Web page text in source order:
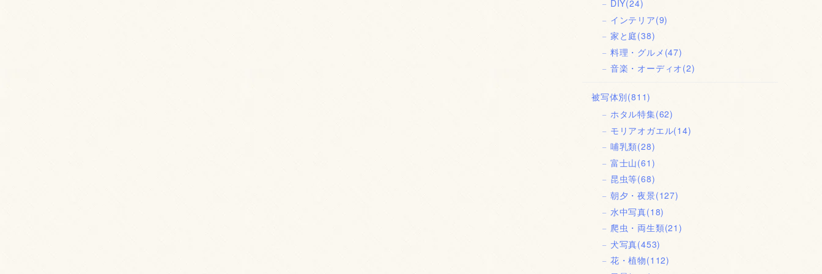
DIY(24)
インテリア(9)
家と庭(38)
料理・グルメ (47)
音楽・オーディオ(2)
被写体別(811)
ホタル特集(62)
モリアオガエル(14)
哺乳類(28)
富士山(61)
昆虫等(68)
朝夕・夜景(127)
水中写真(18)
爬虫・両生類(21)
犬写真(453)
花・植物(112)